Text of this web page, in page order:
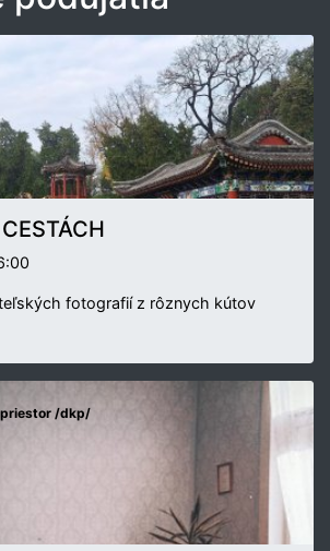
fotografií z rôznych kútov
/dkp/